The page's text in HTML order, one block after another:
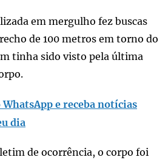
em mergulho fez buscas
de 100 metros em torno do
tinha sido visto pela última
WhatsApp e receba notícias
dia
de ocorrência, o corpo foi